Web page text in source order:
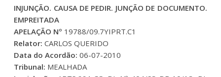
INJUNÇÃO. CAUSA DE PEDIR. JUNÇÃO DE DOCUMENTO.
EMPREITADA
APELAÇÃO Nº 19788/09.7YIPRT.C1
Relator: CARLOS QUERIDO
Data do Acordão: 06-07-2010
Tribunal: MEALHADA